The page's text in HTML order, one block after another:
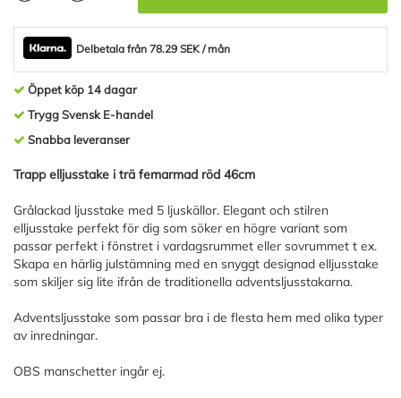
Delbetala från 78.29 SEK / mån
Öppet köp 14 dagar
Trygg Svensk E-handel
Snabba leveranser
Trapp elljusstake i trä femarmad röd 46cm
Grålackad ljusstake med 5 ljuskällor. Elegant och stilren
elljusstake perfekt för dig som söker en högre variant som
passar perfekt i fönstret i vardagsrummet eller sovrummet t ex.
Skapa en härlig julstämning med en snyggt designad elljusstake
som skiljer sig lite ifrån de traditionella adventsljusstakarna.
Adventsljusstake som passar bra i de flesta hem med olika typer
av inredningar.
OBS manschetter ingår ej.